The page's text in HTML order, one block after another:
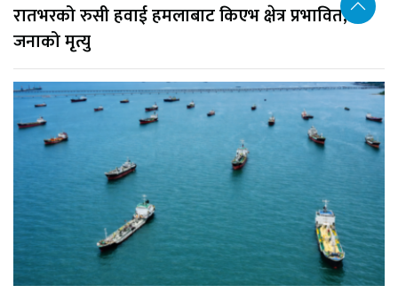
रातभरको रुसी हवाई हमलाबाट किएभ क्षेत्र प्रभावित, १७
जनाको मृत्यु